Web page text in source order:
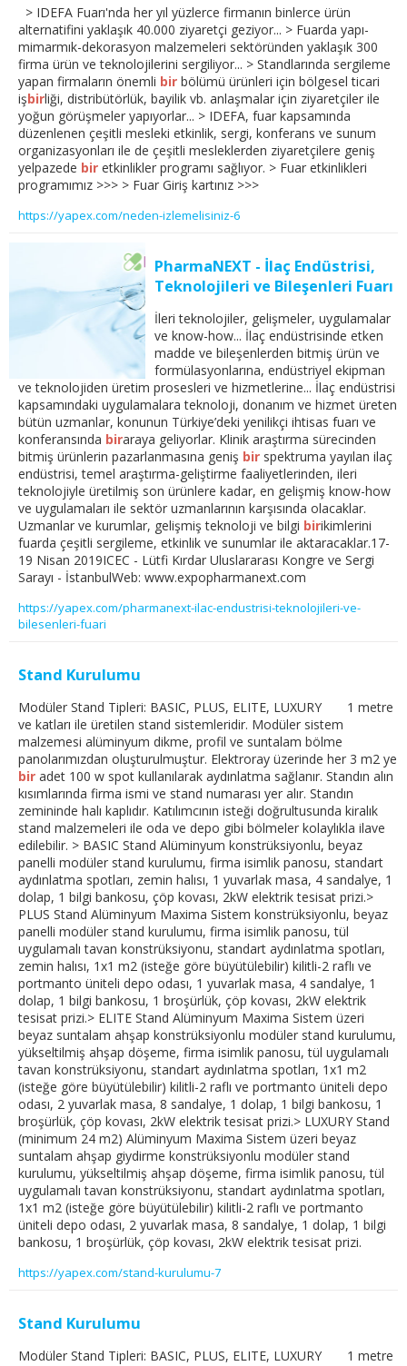
> IDEFA Fuarı'nda her yıl yüzlerce firmanın binlerce ürün
alternatifini yaklaşık 40.000 ziyaretçi geziyor... > Fuarda yapı-
mimarmık-dekorasyon malzemeleri sektöründen yaklaşık 300
firma ürün ve teknolojilerini sergiliyor... > Standlarında sergileme
yapan firmaların önemli bir bölümü ürünleri için bölgesel ticari
işbirliği, distribütörlük, bayilik vb. anlaşmalar için ziyaretçiler ile
yoğun görüşmeler yapıyorlar... > IDEFA, fuar kapsamında
düzenlenen çeşitli mesleki etkinlik, sergi, konferans ve sunum
organizasyonları ile de çeşitli mesleklerden ziyaretçilere geniş
yelpazede bir etkinlikler programı sağlıyor. > Fuar etkinlikleri
programımız >>> > Fuar Giriş kartınız >>>
https://yapex.com/neden-izlemelisiniz-6
PharmaNEXT - İlaç Endüstrisi,
Teknolojileri ve Bileşenleri Fuarı
İleri teknolojiler, gelişmeler, uygulamalar
ve know-how... İlaç endüstrisinde etken
madde ve bileşenlerden bitmiş ürün ve
formülasyonlarına, endüstriyel ekipman
ve teknolojiden üretim prosesleri ve hizmetlerine... İlaç endüstrisi
kapsamındaki uygulamalara teknoloji, donanım ve hizmet üreten
bütün uzmanlar, konunun Türkiye’deki yenilikçi ihtisas fuarı ve
konferansında biraraya geliyorlar. Klinik araştırma sürecinden
bitmiş ürünlerin pazarlanmasına geniş bir spektruma yayılan ilaç
endüstrisi, temel araştırma-geliştirme faaliyetlerinden, ileri
teknolojiyle üretilmiş son ürünlere kadar, en gelişmiş know-how
ve uygulamaları ile sektör uzmanlarının karşısında olacaklar.
Uzmanlar ve kurumlar, gelişmiş teknoloji ve bilgi birikimlerini
fuarda çeşitli sergileme, etkinlik ve sunumlar ile aktaracaklar.17-
19 Nisan 2019ICEC - Lütfi Kırdar Uluslararası Kongre ve Sergi
Sarayı - İstanbulWeb: www.expopharmanext.com
https://yapex.com/pharmanext-ilac-endustrisi-teknolojileri-ve-
bilesenleri-fuari
Stand Kurulumu
Modüler Stand Tipleri: BASIC, PLUS, ELITE, LUXURY 1 metre
ve katları ile üretilen stand sistemleridir. Modüler sistem
malzemesi alüminyum dikme, profil ve suntalam bölme
panolarımızdan oluşturulmuştur. Elektroray üzerinde her 3 m2 ye
bir adet 100 w spot kullanılarak aydınlatma sağlanır. Standın alın
kısımlarında firma ismi ve stand numarası yer alır. Standın
zemininde halı kaplıdır. Katılımcının isteği doğrultusunda kiralık
stand malzemeleri ile oda ve depo gibi bölmeler kolaylıkla ilave
edilebilir. > BASIC Stand Alüminyum konstrüksiyonlu, beyaz
panelli modüler stand kurulumu, firma isimlik panosu, standart
aydınlatma spotları, zemin halısı, 1 yuvarlak masa, 4 sandalye, 1
dolap, 1 bilgi bankosu, çöp kovası, 2kW elektrik tesisat prizi.>
PLUS Stand Alüminyum Maxima Sistem konstrüksiyonlu, beyaz
panelli modüler stand kurulumu, firma isimlik panosu, tül
uygulamalı tavan konstrüksiyonu, standart aydınlatma spotları,
zemin halısı, 1x1 m2 (isteğe göre büyütülebilir) kilitli-2 raflı ve
portmanto üniteli depo odası, 1 yuvarlak masa, 4 sandalye, 1
dolap, 1 bilgi bankosu, 1 broşürlük, çöp kovası, 2kW elektrik
tesisat prizi.> ELITE Stand Alüminyum Maxima Sistem üzeri
beyaz suntalam ahşap konstrüksiyonlu modüler stand kurulumu,
yükseltilmiş ahşap döşeme, firma isimlik panosu, tül uygulamalı
tavan konstrüksiyonu, standart aydınlatma spotları, 1x1 m2
(isteğe göre büyütülebilir) kilitli-2 raflı ve portmanto üniteli depo
odası, 2 yuvarlak masa, 8 sandalye, 1 dolap, 1 bilgi bankosu, 1
broşürlük, çöp kovası, 2kW elektrik tesisat prizi.> LUXURY Stand
(minimum 24 m2) Alüminyum Maxima Sistem üzeri beyaz
suntalam ahşap giydirme konstrüksiyonlu modüler stand
kurulumu, yükseltilmiş ahşap döşeme, firma isimlik panosu, tül
uygulamalı tavan konstrüksiyonu, standart aydınlatma spotları,
1x1 m2 (isteğe göre büyütülebilir) kilitli-2 raflı ve portmanto
üniteli depo odası, 2 yuvarlak masa, 8 sandalye, 1 dolap, 1 bilgi
bankosu, 1 broşürlük, çöp kovası, 2kW elektrik tesisat prizi.
https://yapex.com/stand-kurulumu-7
Stand Kurulumu
Modüler Stand Tipleri: BASIC, PLUS, ELITE, LUXURY 1 metre